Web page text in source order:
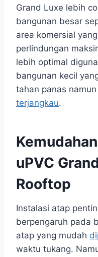
Grand Luxe lebih
bangunan besar
area komersial
perlindungan
lebih optimal
bangunan kecil
tahan panas
terjangkau.
uPVC
Rooftop
Instalasi atap
berpengaruh pada
atap yang mudah
waktu tukang.